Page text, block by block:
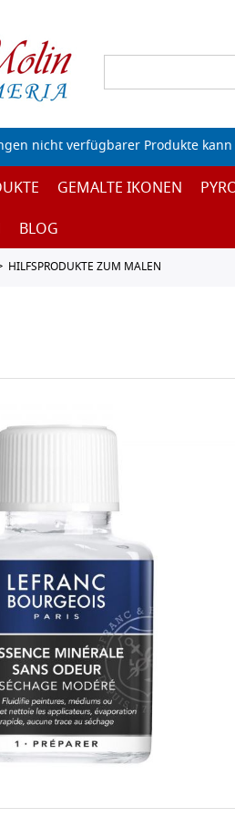
nicht verfügbarer Produkte
GEMALTE IKONEN
BLOG
HILFSPRODUKTE ZUM MALEN